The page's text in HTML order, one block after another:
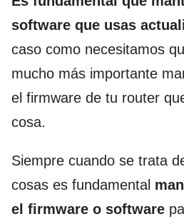
software que usas
caso como necesitamos
mucho más importante
el firmware de tu router
cosa.
Siempre cuando se trata
cosas es fundamental
el firmware o software